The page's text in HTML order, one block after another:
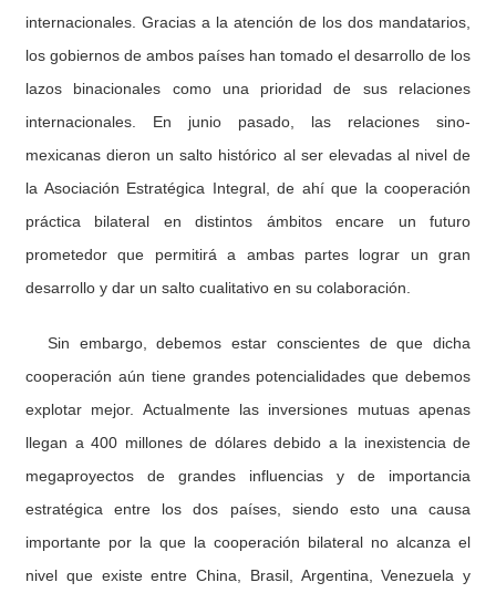
internacionales. Gracias a la atención de los dos mandatarios,
los gobiernos de ambos países han tomado el desarrollo de los
lazos binacionales como una prioridad de sus relaciones
internacionales. En junio pasado, las relaciones sino-
mexicanas dieron un salto histórico al ser elevadas al nivel de
la Asociación Estratégica Integral, de ahí que la cooperación
práctica bilateral en distintos ámbitos encare un futuro
prometedor que permitirá a ambas partes lograr un gran
desarrollo y dar un salto cualitativo en su colaboración.
Sin embargo, debemos estar conscientes de que dicha
cooperación aún tiene grandes potencialidades que debemos
explotar mejor. Actualmente las inversiones mutuas apenas
llegan a 400 millones de dólares debido a la inexistencia de
megaproyectos de grandes influencias y de importancia
estratégica entre los dos países, siendo esto una causa
importante por la que la cooperación bilateral no alcanza el
nivel que existe entre China, Brasil, Argentina, Venezuela y